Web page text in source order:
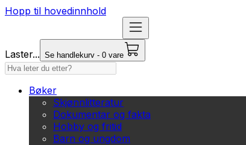
Hopp til hovedinnhold
Laster... Se handlekurv - 0 vare
Bøker
Skjønnlitteratur
Dokumentar og fakta
Hobby og fritid
Barn og ungdom